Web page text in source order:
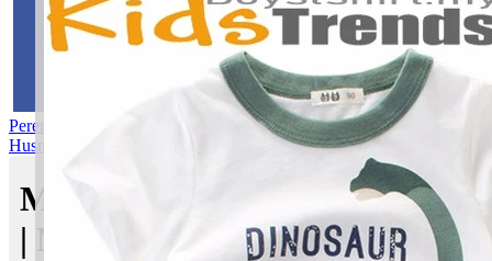
Perempuan Nama Gabungan Nama RasulAsma’ul
Husna
Maksud nama Saleha Nafeesa
| Maksud Nama dalam Islam